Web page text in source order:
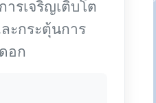
รเจริญเติบโต
ะกระตุ้นการ
อก